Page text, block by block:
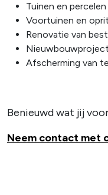
Tuinen en percelen
Voortuinen en
Renovatie van
Afscherming van
Benieuwd wat jij
Neem contact met